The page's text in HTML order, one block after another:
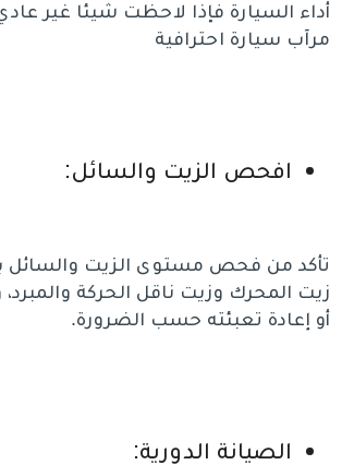
أداء السيارة فإذا لاحظت شيئا غير
مرآب سيارة احترافية
افحص الزيت والسائل:
تأكد من فحص مستوى الزيت والسائل
زيت المحرك وزيت ناقل الحركة والمبرد،
أو إعادة تعبئته حسب الضرورة.
الصيانة الدورية: